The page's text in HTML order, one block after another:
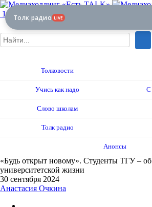
12+
Толковости
Учись как надо С
Слово школам
Толк радио
Анонсы
«Будь открыт новому». Студенты ТГУ –
университетской жизни
30 сентября 2024
Анастасия Очкина
Толк радио LIVE